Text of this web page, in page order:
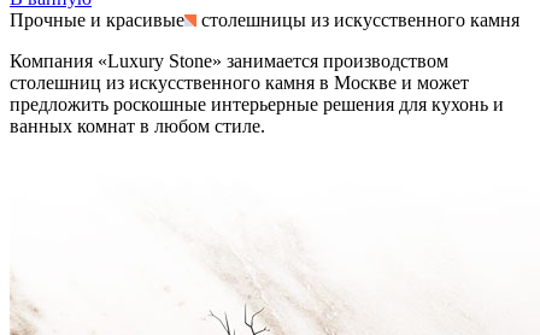
Прочные и красивые
столешницы из искусственного камня
Компания «Luxury Stone» занимается производством
столешниц из искусственного камня в Москве и может
предложить роскошные интерьерные решения для кухонь и
ванных комнат в любом стиле.